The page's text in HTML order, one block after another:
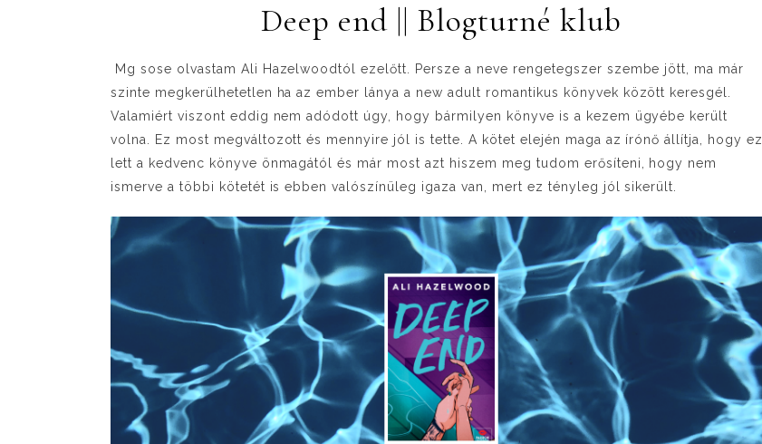
Deep end || Blogturné klub
Mg sose olvastam Ali Hazelwoodtól ezelőtt. Persze a neve rengetegszer szembe jött, ma már
szinte megkerülhetetlen ha az ember lánya a new adult romantikus könyvek között keresgél.
Valamiért viszont eddig nem adódott úgy, hogy bármilyen könyve is a kezem ügyébe került
volna. Ez most megváltozott és mennyire jól is tette. A kötet elején maga az írónő állítja, hogy ez
lett a kedvenc könyve önmagától és már most azt hiszem meg tudom erősíteni, hogy nem
ismerve a többi kötetét is ebben valószínüleg igaza van, mert ez tényleg jól sikerült.